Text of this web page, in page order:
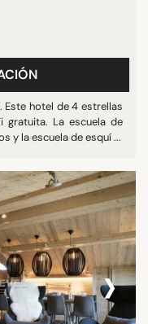
Este hotel de 4 estrellas
gratuita. La escuela de
y la escuela de esquí ...
›